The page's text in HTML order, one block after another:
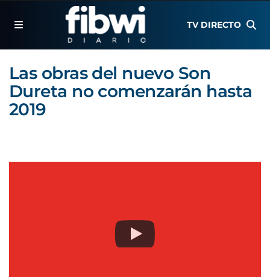
TV DIRECTO
Las obras del nuevo Son
Dureta no comenzarán hasta
2019